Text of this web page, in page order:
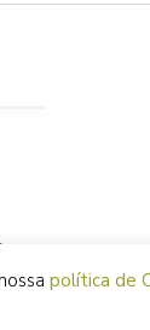
política de